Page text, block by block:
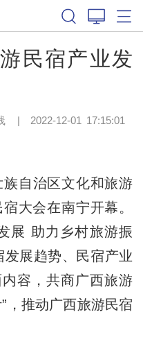
民宿产业发
| 2022-12-01 17:15:01
自治区文化和旅游
大会在南宁开幕。
展 助力乡村旅游振
发展趋势、民宿产业
容，共商广西旅游
，推动广西旅游民宿